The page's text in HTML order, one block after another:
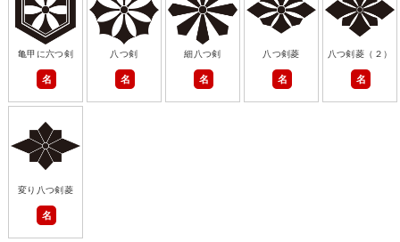
亀甲に六つ剣
名
八つ剣
名
細八つ剣
名
八つ剣菱
名
八つ剣菱（２）
名
変り八つ剣菱
名